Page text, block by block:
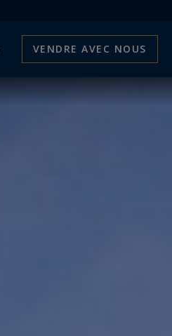
VENDRE AVEC NOUS